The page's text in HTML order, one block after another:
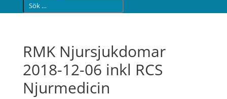
RMK Njursjukdomar
2018-12-06 inkl RCS
Njurmedicin